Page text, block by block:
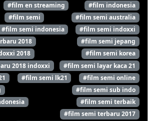
#film en streaming
#film indonesia
#film semi
#film semi australia
#film semi indonesia
#film semi indoxxi
2018
#film semi jepang
2018
#film semi korea
2018 indoxxi
#film semi layar kaca 21
#film semi lk21
#film semi online
#film semi sub indo
#film semi terbaik
#film semi terbaru 2017